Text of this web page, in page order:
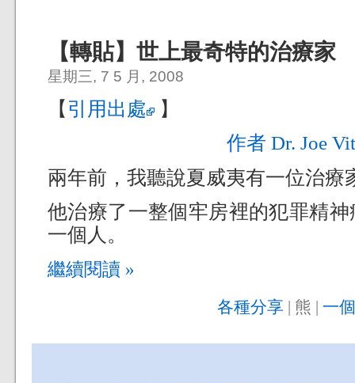
【轉貼】世上最奇特的治療家
星期三, 7 5 月, 2008
【 引用出處
】
作者 Dr. Joe
兩年前，我聽說夏威夷有一位治療
他治療了一整個牢房裡的犯罪精
一個人。
繼續閱讀 »
各種分享| 熊 | 一